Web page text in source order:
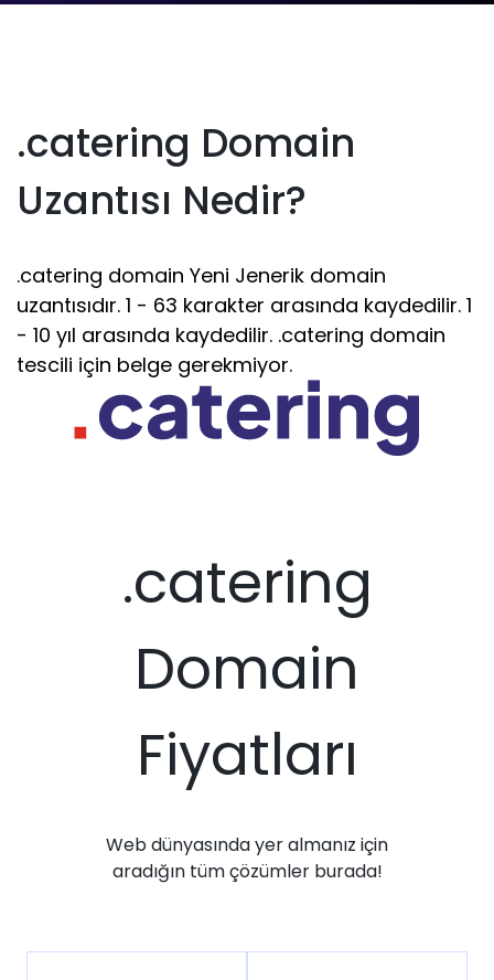
.catering Domain
Uzantısı Nedir?
.catering domain Yeni Jenerik domain
uzantısıdır. 1 - 63 karakter arasında kaydedilir. 1
- 10 yıl arasında kaydedilir. .catering domain
tescili için belge gerekmiyor.
.catering
Domain
Fiyatları
Web dünyasında yer almanız için
aradığın tüm çözümler burada!